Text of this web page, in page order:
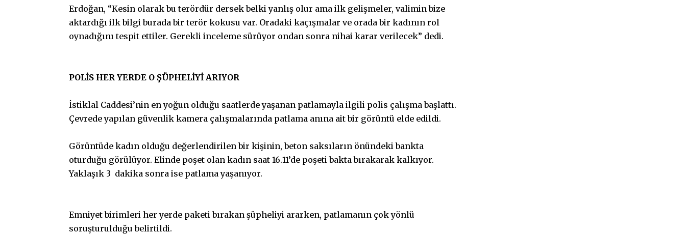
Erdoğan, “Kesin olarak bu terördür dersek belki yanlış olur ama ilk gelişmeler, valimin bize
aktardığı ilk bilgi burada bir terör kokusu var. Oradaki kaçışmalar ve orada bir kadının rol
oynadığını tespit ettiler. Gerekli inceleme sürüyor ondan sonra nihai karar verilecek” dedi.
POLİS HER YERDE O ŞÜPHELİYİ ARIYOR
İstiklal Caddesi’nin en yoğun olduğu saatlerde yaşanan patlamayla ilgili polis çalışma başlattı.
Çevrede yapılan güvenlik kamera çalışmalarında patlama anına ait bir görüntü elde edildi.
Görüntüde kadın olduğu değerlendirilen bir kişinin, beton saksıların önündeki bankta
oturduğu görülüyor. Elinde poşet olan kadın saat 16.11’de poşeti bakta bırakarak kalkıyor.
Yaklaşık 3 dakika sonra ise patlama yaşanıyor.
Emniyet birimleri her yerde paketi bırakan şüpheliyi ararken, patlamanın çok yönlü
soruşturulduğu belirtildi.